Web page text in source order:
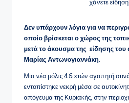
χάνετε είδηση!
Δεν υπάρχουν λόγια για να
οποίο βρίσκεται ο χώρος της
μετά το άκουσμα της είδησης του
Μαρίας Αντωνογιαννάκη.
Μια νέα μόλις 46 ετών αγαπητή
εντοπίστηκε νεκρή μέσα σε
απόγευμα της Κυριακής, στην